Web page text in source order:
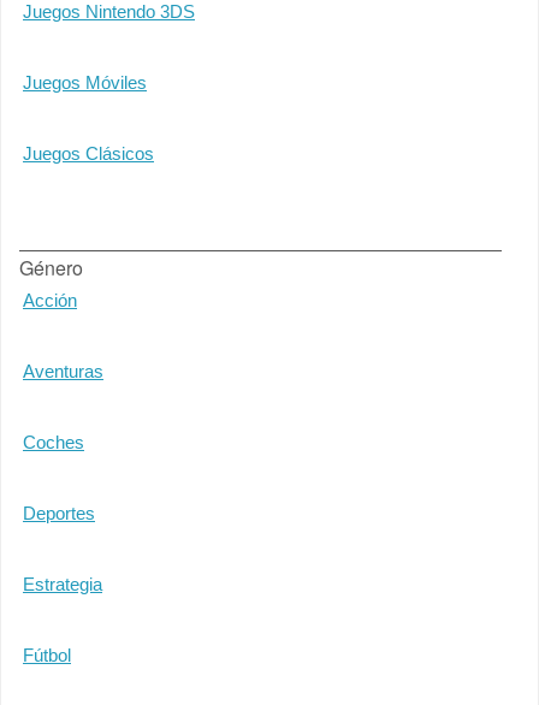
Juegos Nintendo 3DS
Juegos Móviles
Juegos Clásicos
Género
Acción
Aventuras
Coches
Deportes
Estrategia
Fútbol